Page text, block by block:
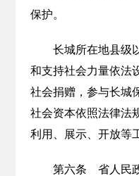
保护。
长城所在地县级
和支持社会力量依法
社会捐赠，参与长城
社会资本依照法律法
利用、展示、开放等
第六条 省人民